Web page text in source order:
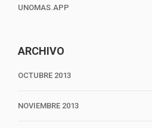
UNOMAS.APP
ARCHIVO
OCTUBRE 2013
NOVIEMBRE 2013